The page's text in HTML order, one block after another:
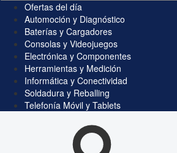
Ofertas del día
Automoción y Diagnóstico
Baterías y Cargadores
Consolas y Videojuegos
Electrónica y Componentes
Herramientas y Medición
Informática y Conectividad
Soldadura y Reballing
Telefonía Móvil y Tablets